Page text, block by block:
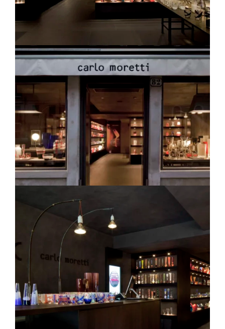
Residenziale
Arredo-contract